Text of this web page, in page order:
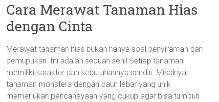
Cara Merawat Tanaman Hias
dengan Cinta
Merawat tanaman hias bukan hanya soal penyiraman dan
pemupukan. Ini adalah sebuah seni! Setiap tanaman
memiliki karakter dan kebutuhannya sendiri. Misalnya,
tanaman monstera dengan daun lebar yang unik
memerlukan pencahayaan yang cukup agar bisa tumbuh